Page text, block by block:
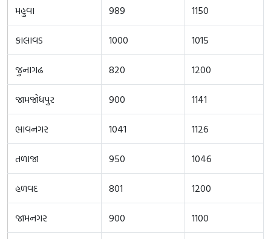
મહુવા 989 1150
કાલાવડ 1000 1015
જુનાગઢ 820 1200
જામજોધપુર 900 1141
ભાવનગર 1041 1126
તળાજા 950 1046
હળવદ 801 1200
જામનગર 900 1100